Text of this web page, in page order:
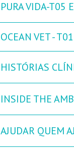
PURA VIDA-T05
OCEAN VET -
HISTÓRIAS
INSIDE THE
AJUDAR QUEM